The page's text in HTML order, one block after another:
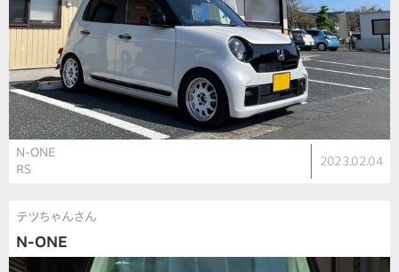
N-ONE
RS
2023.02.04
テツちゃんさん
N-ONE